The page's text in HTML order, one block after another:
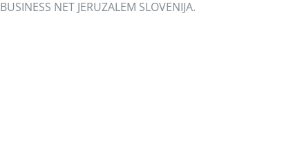
BUSINESS NET JERUZALEM SLOVENIJA.